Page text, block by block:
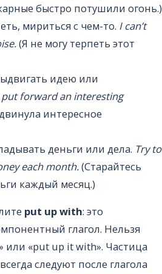
быстро потушили огонь.)
мириться с чем-то. I can’t
(Я не могу терпеть этот
идею или
put forward an interesting
интересное
деньги или дела. Try to
each month.(Старайтесь
каждый месяц.)
put up with: это
глагол. Нельзя
или «put up it with». Частица
следуют после глагола